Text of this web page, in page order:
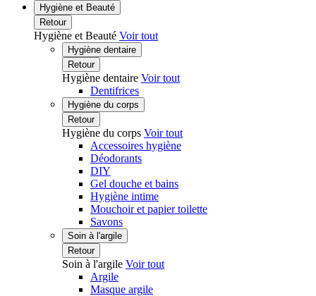
Hygiène et Beauté
Retour
Hygiène et Beauté Voir tout
Hygiène dentaire
Retour
Hygiène dentaire Voir tout
Dentifrices
Hygiène du corps
Retour
Hygiène du corps Voir tout
Accessoires hygiène
Déodorants
DIY
Gel douche et bains
Hygiène intime
Mouchoir et papier toilette
Savons
Soin à l'argile
Retour
Soin à l'argile Voir tout
Argile
Masque argile